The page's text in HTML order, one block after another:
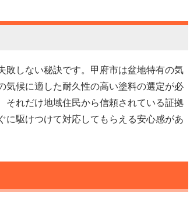
敗しない秘訣です。甲府市は盆地特有の気
気候に適した耐久性の高い塗料の選定が必
それだけ地域住民から信頼されている証拠
に駆けつけて対応してもらえる安心感があ